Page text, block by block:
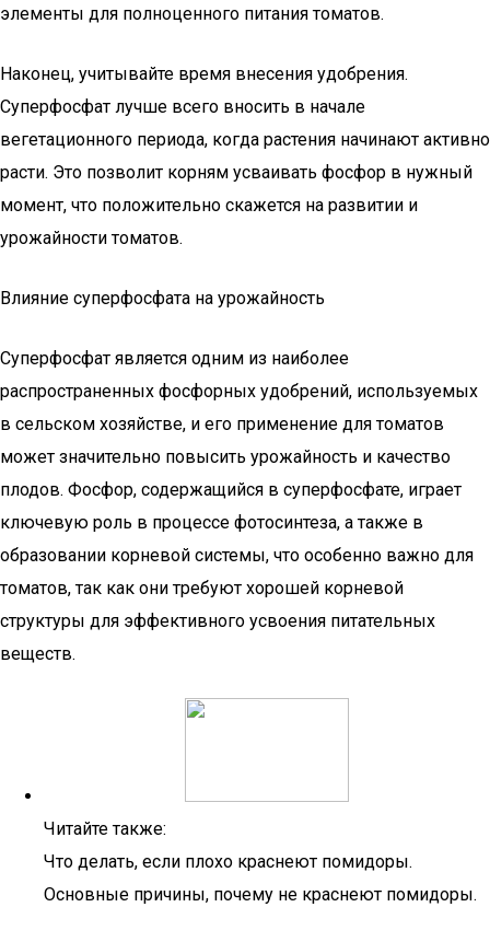
элементы для полноценного питания томатов.
Наконец, учитывайте время внесения удобрения.
Суперфосфат лучше всего вносить в начале
вегетационного периода, когда растения начинают активно
расти. Это позволит корням усваивать фосфор в нужный
момент, что положительно скажется на развитии и
урожайности томатов.
Влияние суперфосфата на урожайность
Суперфосфат является одним из наиболее
распространенных фосфорных удобрений, используемых
в сельском хозяйстве, и его применение для томатов
может значительно повысить урожайность и качество
плодов. Фосфор, содержащийся в суперфосфате, играет
ключевую роль в процессе фотосинтеза, а также в
образовании корневой системы, что особенно важно для
томатов, так как они требуют хорошей корневой
структуры для эффективного усвоения питательных
веществ.
Читайте также:
Что делать, если плохо краснеют помидоры.
Основные причины, почему не краснеют помидоры.